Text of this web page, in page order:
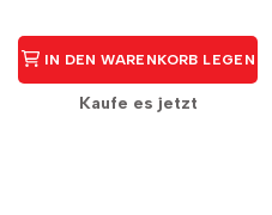
IN DEN WARENKORB LEGEN
Kaufe es jetzt